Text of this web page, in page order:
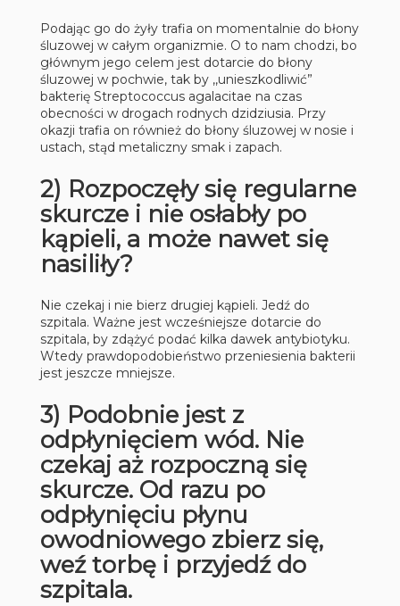
Podając go do żyły trafia on momentalnie do błony
śluzowej w całym organizmie. O to nam chodzi, bo
głównym jego celem jest dotarcie do błony
śluzowej w pochwie, tak by ,,unieszkodliwić”
bakterię Streptococcus agalacitae na czas
obecności w drogach rodnych dzidziusia. Przy
okazji trafia on również do błony śluzowej w nosie i
ustach, stąd metaliczny smak i zapach.
2) Rozpoczęły się regularne
skurcze i nie osłabły po
kąpieli, a może nawet się
nasiliły?
Nie czekaj i nie bierz drugiej kąpieli. Jedź do
szpitala. Ważne jest wcześniejsze dotarcie do
szpitala, by zdążyć podać kilka dawek antybiotyku.
Wtedy prawdopodobieństwo przeniesienia bakterii
jest jeszcze mniejsze.
3) Podobnie jest z
odpłynięciem wód. Nie
czekaj aż rozpoczną się
skurcze. Od razu po
odpłynięciu płynu
owodniowego zbierz się,
weź torbę i przyjedź do
szpitala.